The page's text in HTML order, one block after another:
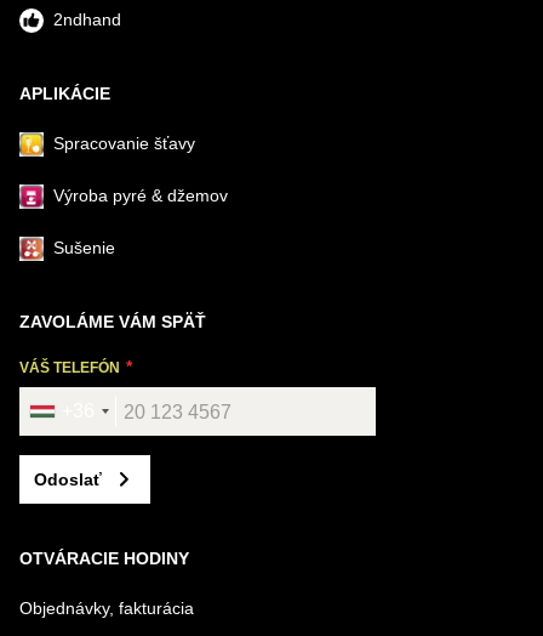
2ndhand
APLIKÁCIE
Spracovanie šťavy
Výroba pyré & džemov
Sušenie
ZAVOLÁME VÁM SPÄŤ
VÁŠ TELEFÓN
Odoslať
OTVÁRACIE HODINY
Objednávky, fakturácia